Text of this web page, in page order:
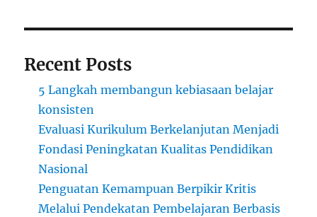
Recent Posts
5 Langkah membangun kebiasaan belajar
konsisten
Evaluasi Kurikulum Berkelanjutan Menjadi
Fondasi Peningkatan Kualitas Pendidikan
Nasional
Penguatan Kemampuan Berpikir Kritis
Melalui Pendekatan Pembelajaran Berbasis